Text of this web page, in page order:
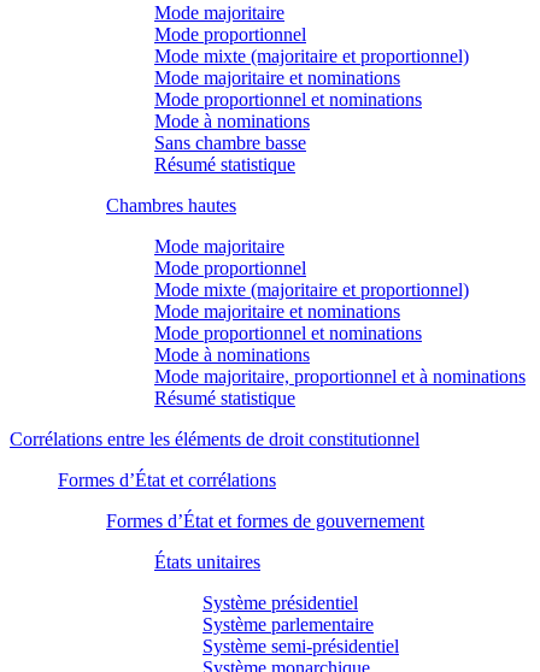
Mode majoritaire
Mode proportionnel
Mode mixte (majoritaire et proportionnel)
Mode majoritaire et nominations
Mode proportionnel et nominations
Mode à nominations
Sans chambre basse
Résumé statistique
Chambres hautes
Mode majoritaire
Mode proportionnel
Mode mixte (majoritaire et proportionnel)
Mode majoritaire et nominations
Mode proportionnel et nominations
Mode à nominations
Mode majoritaire, proportionnel et à nominations
Résumé statistique
Corrélations entre les éléments de droit constitutionnel
Formes d’État et corrélations
Formes d’État et formes de gouvernement
États unitaires
Système présidentiel
Système parlementaire
Système semi-présidentiel
Système monarchique